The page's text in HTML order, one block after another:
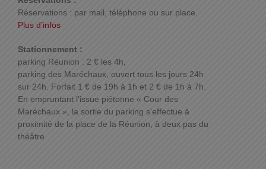
Réservations : par mail, téléphone ou sur place.
Plus d’infos
Stationnement :
parking Réunion : 2 € les 4h,
parking des Maréchaux, ouvert tous les jours 24h
sur 24h. Forfait 1 € de 19h à 1h et 2 € de 1h à 7h.
En empruntant l’issue piétonne « Cour des
Maréchaux », la sortie du parking s’effectue à
proximité de la place de la Réunion, à deux pas du
théâtre.